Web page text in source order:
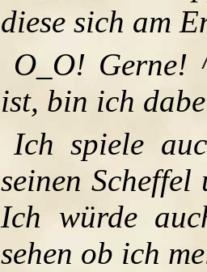
diese sich am
O_O! Gerne!
ist, bin ich
Ich spiele
seinen
Ich würde
sehen ob ich